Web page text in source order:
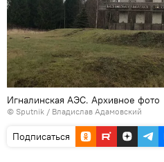
Игналинская АЭС. Архивное фото
© Sputnik / Владислав Адамовский
Подписаться